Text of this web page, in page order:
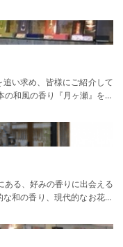
い求め、皆様にご紹介して
和風の香り『月ヶ瀬』をは
ある、好みの香りに出会える
和の香り、現代的なお花、